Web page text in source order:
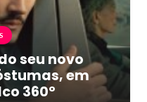
seu novo
em
360º